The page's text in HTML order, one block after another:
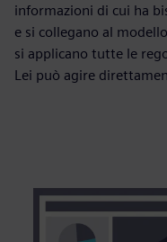
informazioni di cui ha
e si collegano al
si applicano tutte le
Lei può agire